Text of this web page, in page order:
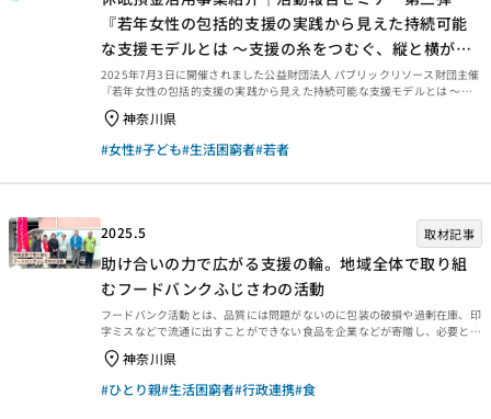
『若年⼥性の包括的⽀援の実践から⾒えた持続可能
な⽀援モデルとは 〜⽀援の⽷をつむぐ、縦と横が重
なる地域へ〜』|成果報告会
2025年7月3日に開催されました公益財団法人 パブリックリソース財団主催
『若年⼥性の包括的⽀援の実践から⾒えた持続可能な⽀援モデルとは 〜⽀
援の⽷をつむぐ、縦と横が重なる地域へ〜』の動画をご紹介します。児童養
護施設 旭児童ホーム施設長 田中 健 氏による「児童養護施設と居住⽀援団体
の連携」、元横浜市社会福祉協議会会⻑・元横浜市副市⻑ 荒木田 百合 氏に
よる「制度だけでは困り事は解決しない 〜⽀援を紡ぐのは地域⼒〜」、パ
う実現するか」についての動画をご紹介します。
神奈川県
#女性#子ども#生活困窮者#若者
2025.5 取材記事
助け合いの力で広がる支援の輪。地域全体で取り組
むフードバンクふじさわの活動
フードバンク活動とは、品質には問題がないのに包装の破損や過剰在庫、印
字ミスなどで流通に出すことができない食品を企業などが寄贈し、必要とし
ている施設や団体、困窮世帯に無償で提供する取り組みのことです。生活困
窮者への支援とともに食品ロス削減にもつながる活動として、ここ数年で注
目が高まっています。今回は、2023年度緊急枠に採択された「フードバン
クふじさわ等冷凍食品物流・保管機能の強化支援事業」の実行団体「認定
神奈川県
#ひとり親#生活困窮者#行政連携#食